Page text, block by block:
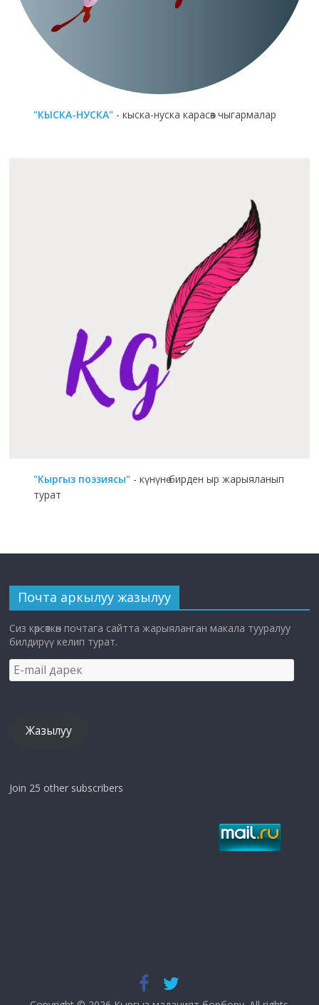
"КЫСКА-НУСКА" - кыска-нуска карасөз чыгармалар
"Кыргыз поэзиясы" - күнүнө бирден ыр жарыяланып
турат
Почта аркылуу жазылуу
Сиз көрсөткөн почтага сайтта жарыяланган макала тууралуу
билдирүү келип турат.
E-
mail
Жазылуу
Join 25 other subscribers